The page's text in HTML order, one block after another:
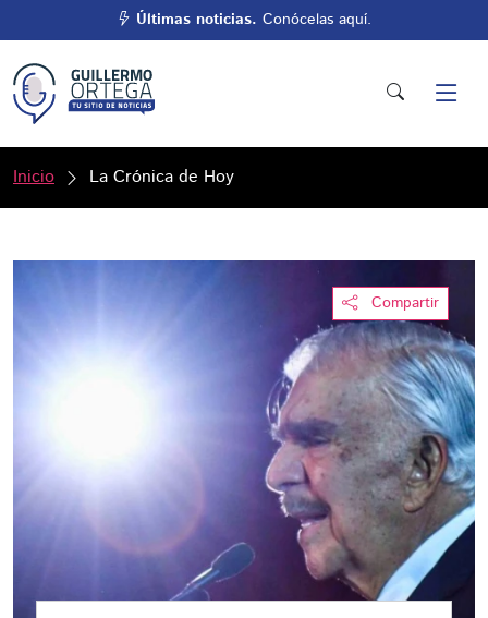
Últimas noticias. Conócelas aquí.
Inicio La Crónica de Hoy
Compartir